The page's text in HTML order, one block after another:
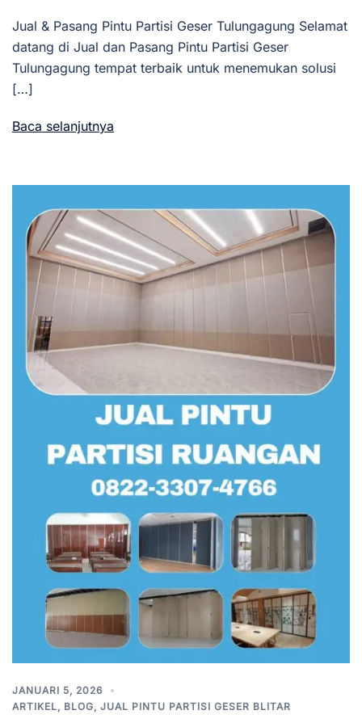
Jual & Pasang Pintu Partisi Geser Tulungagung Selamat
datang di Jual dan Pasang Pintu Partisi Geser
Tulungagung tempat terbaik untuk menemukan solusi
[…]
Baca selanjutnya
JANUARI 5, 2026
ARTIKEL, BLOG, JUAL PINTU PARTISI GESER BLITAR